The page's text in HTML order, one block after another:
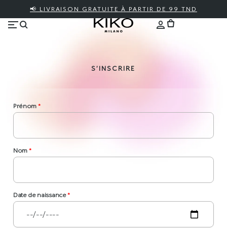
📢 LIVRAISON GRATUITE À PARTIR DE 99 TND
S’INSCRIRE
Prénom *
Nom *
Date de naissance*